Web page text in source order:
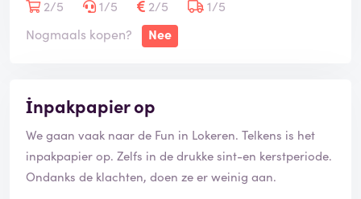
2/5
1/5 2/5
1/5
Nogmaals kopen?
Nee
İnpakpapier op
We gaan vaak naar de Fun in Lokeren. Telkens is het
inpakpapier op. Zelfs in de drukke sint-en kerstperiode.
Ondanks de klachten, doen ze er weinig aan.